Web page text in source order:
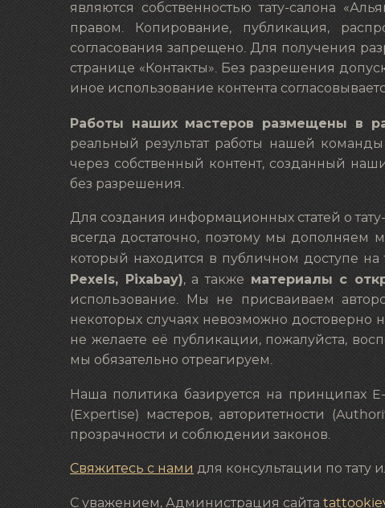
являются собственностью тату-салона
правом. Копирование, публикация,
согласования запрещено. Для получения
странице «Контакты». Без разрешения
иное использование контента
Работы наших мастеров размещены в
реальный результат работы нашей
через собственный контент, созданный
без разрешения.
Для создания информационных статей о
всегда достаточно, поэтому мы дополняем
который находится в публичном доступе на
Pexels, Pixabay), а также материалы с
использование. Мы не присваиваем
некоторых случаях невозможно достоверно
не желаете её публикации, пожалуйста,
мы обязательно отреагируем.
Наша политика базируется на принципах
(Expertise) мастеров, авторитетности
прозрачности и соблюдении законов.
Свяжитесь с нами для консультации по тату
С уважением, Администрация сайта